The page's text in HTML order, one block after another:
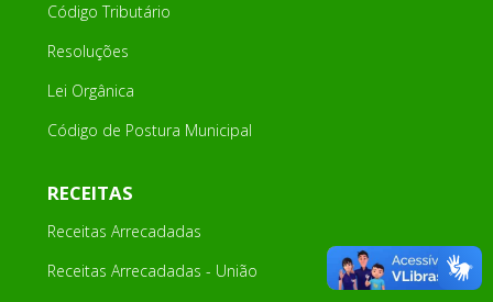
Código Tributário
Resoluções
Lei Orgânica
Código de Postura Municipal
RECEITAS
Receitas Arrecadadas
Receitas Arrecadadas - União